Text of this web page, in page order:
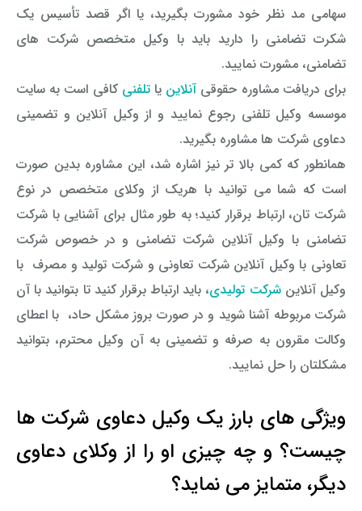
سهامی مد نظر خود مشورت بگیرید، یا اگر قصد تأسیس یک
شکرت تضامنی را دارید باید با وکیل متخصص شرکت های
تضامنی، مشورت نمایید.
برای دریافت مشاوره حقوقیآنلاین یاتلفنی کافی است به سایت
موسسه وکیل تلفنی رجوع نمایید و از وکیل آنلاین و تضمینی
دعاوی شرکت ها مشاوره بگیرید.
همانطور که کمی بالا تر نیز اشاره شد، این مشاوره بدین صورت
است که شما می توانید با هریک از وکلای متخصص در نوع
شرکت تان، ارتباط برقرار کنید؛ به طور مثال برای آشنایی با شرکت
تضامنی با وکیل آنلاین شرکت تضامنی و در خصوص شرکت
تعاونی با وکیل آنلاین شرکت تعاونی و شرکت تولید و مصرف با
وکیل آنلاینشرکت تولیدی، باید ارتباط برقرار کنید تا بتوانید با آن
شرکت مربوطه آشنا شوید و در صورت بروز مشکل حاد، با اعطای
وکالت مقرون به صرفه و تضمینی به آن وکیل محترم، بتوانید
مشکلتان را حل نمایید.
ویژگی های بارز یک وکیل دعاوی شرکت ها
چیست؟ و چه چیزی او را از وکلای دعاوی
دیگر، متمایز می نماید؟